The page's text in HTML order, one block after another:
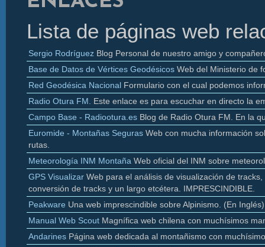
Lista de páginas web
Sergio Rodríguez Blog Personal de nuestro amigo y
Base de Datos de Vértices Geodésicos Web del Ministerio de
Red Geodésica Nacional Formulario con el cual podemos
Radio Otura FM. Este enlace es para escuchar en directo la
Campo Base - Radiootura.es Blog de Radio Otura FM. En la
Euromide - Montañas Seguras Web con mucha información
rutas.
Meteorología INM Montaña Web oficial del INM sobre
GPS Visualizar Web para el análisis de visualización de tracks,
conversión de tracks y un largo etcétera. IMPRESCINDIBLE.
Peakware Una web imprescindible sobre Alpinismo. (En Inglés)
Manual Web Scout Magnífica web chilena con muchísimos
Andarines Página web dedicada al montañismo con